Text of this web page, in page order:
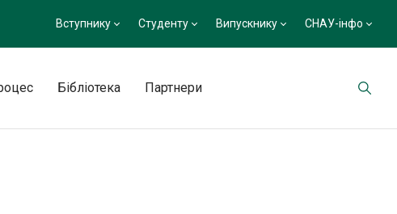
Вступнику Студенту Випускнику СНАУ-інфо
Бібліотека Партнери